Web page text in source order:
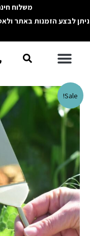
לתוכן
משלוח חינם
ניתן לבצע הזמנות באתר
תפריט
Sale!